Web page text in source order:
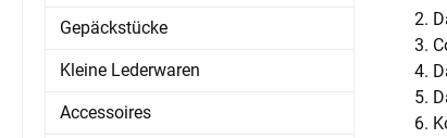
Gepäckstücke
Kleine Lederwaren
Accessoires